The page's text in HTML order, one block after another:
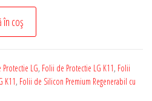
în coș
LG, Folii de Protectie LG K11, Folii
K11, Folii de Silicon Premium Regenerabil cu